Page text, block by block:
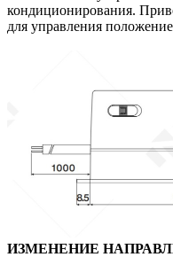
кондиционирования.
для управления
ИЗМЕНЕНИЕ